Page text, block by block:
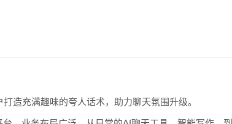
造充满趣味的夸人话术，助力聊天氛围升级。